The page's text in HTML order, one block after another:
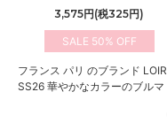
3,575円(税325円)
50%
フランス パリ のブランド LOIR
SS26 華やかなカラーのブルマ